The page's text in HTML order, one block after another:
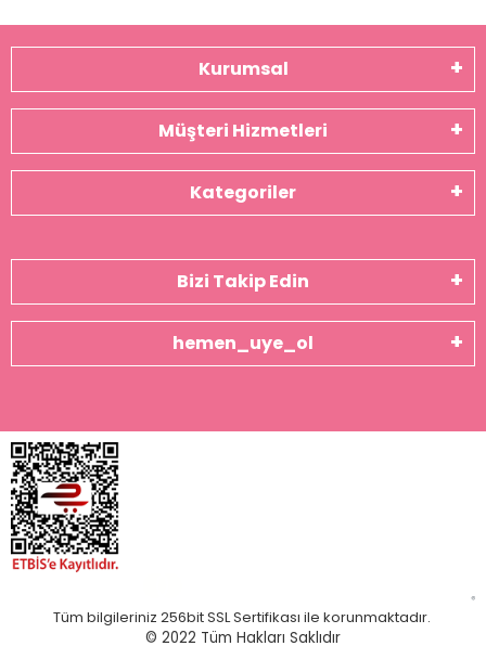
Kurumsal
Müşteri Hizmetleri
Kategoriler
Bizi Takip Edin
hemen_uye_ol
Tüm bilgileriniz 256bit SSL Sertifikası ile korunmaktadır.
© 2022 Tüm Hakları Saklıdır